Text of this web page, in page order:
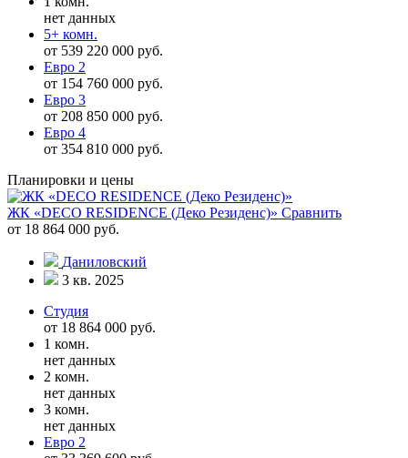
нет данных
5+ комн.
от 539 220 000 руб.
Евро 2
от 154 760 000 руб.
Евро 3
от 208 850 000 руб.
Евро 4
от 354 810 000 руб.
Планировки и цены
ЖК «DECO RESIDENCE (Деко Резиденс)» Сравнить
от 18 864 000 руб.
Даниловский
3 кв. 2025
Студия
от 18 864 000 руб.
1 комн.
нет данных
2 комн.
нет данных
3 комн.
нет данных
Евро 2